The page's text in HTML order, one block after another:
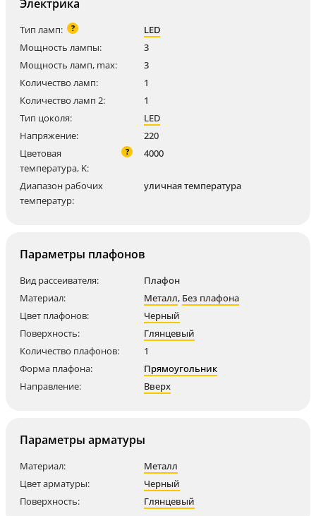
Электрика
Тип ламп: ?
LED
Мощность лампы:
3
Мощность ламп, max:
3
Количество ламп:
1
Количество ламп 2:
1
Тип цоколя:
LED
Напряжение:
220
Цветовая
температура, K:
? 4000
Диапазон рабочих
температур:
уличная температура
Параметры плафонов
Вид рассеивателя:
Плафон
Материал:
Металл, Без плафона
Цвет плафонов:
Черный
Поверхность:
Глянцевый
Количество плафонов:
1
Форма плафона:
Прямоугольник
Направление:
Вверх
Параметры арматуры
Материал:
Металл
Цвет арматуры:
Черный
Поверхность:
Глянцевый